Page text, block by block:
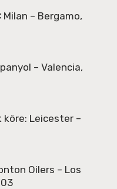
Milan – Bergamo,
– Valencia,
köre: Leicester –
Oilers – Los